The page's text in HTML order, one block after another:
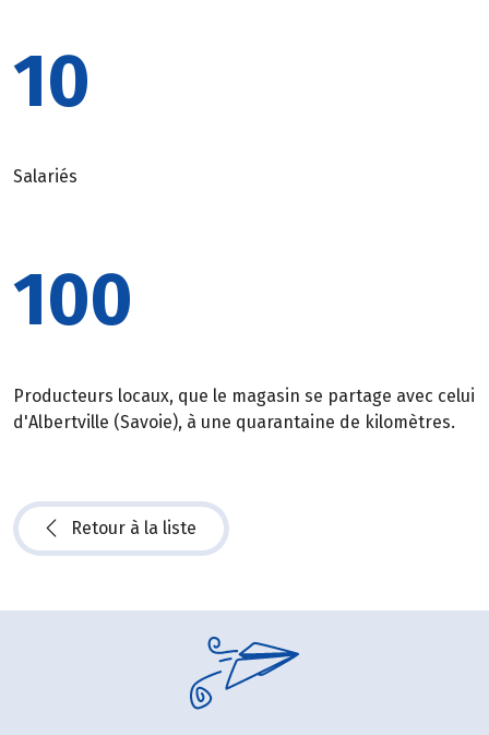
10
Salariés
100
Producteurs locaux, que le magasin se partage avec celui
d'Albertville (Savoie), à une quarantaine de kilomètres.
Retour à la liste